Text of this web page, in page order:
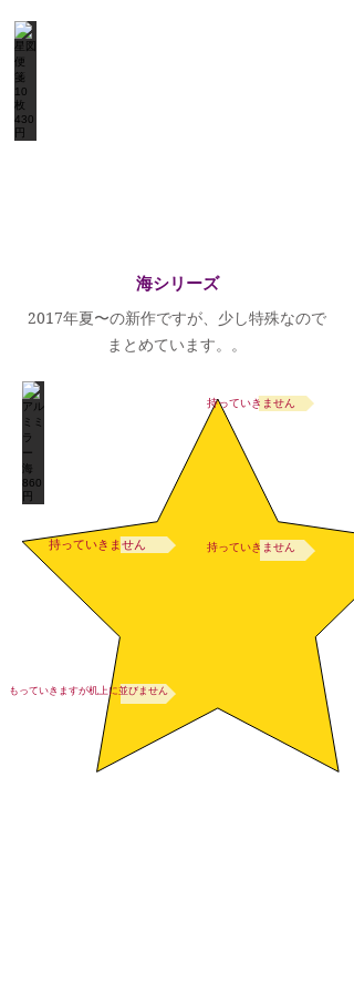
​海シリーズ
2017年夏〜の新作ですが、少し特殊なので
まとめています。。
持っていきません
持っていきません
持っていきません
もっていきますが机上に並びません